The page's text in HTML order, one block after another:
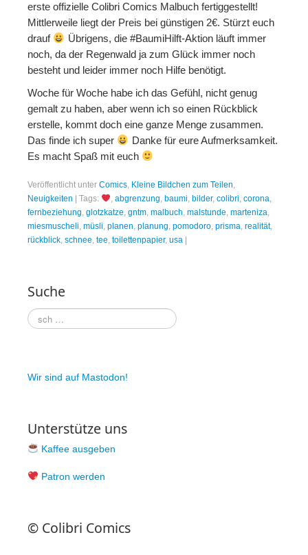
erste offizielle Colibri Comics Malbuch fertiggestellt!
Mittlerweile liegt der Preis bei günstigen 2€. Stürzt euch
drauf
Übrigens, die #BaumiHilft-Aktion läuft immer
noch, da der Regenwald ja zum Glück immer noch
besteht und leider immer noch Hilfe benötigt.
Woche für Woche habe ich das Gefühl, nicht genug
gemalt zu haben, aber wenn ich so einen Rückblick
erstelle, kommt doch eine ganze Menge zusammen.
Das finde ich super
Danke für eure Aufmerksamkeit.
Es macht Spaß mit euch
Veröffentlicht unter Comics, Kleine Bildchen zum Teilen,
Neuigkeiten
Tags: , abgrenzung, baumi, bilder, colibri, corona,
fernbeziehung, glotzkatze, gntm, malbuch, malstunde, marteniza,
miesmuscheli, müsli, planen, planung, pomodoro, prisma, realität,
rückblick, schnee, tee, toilettenpapier, usa
Suche
Wir sind auf Mastodon!
Unterstütze uns
Kaffee ausgeben
Patron werden
© Colibri Comics